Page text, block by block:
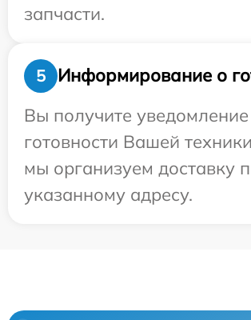
запчасти.
5
Информирование о
Вы получите
готовности Вашей
мы организуем доставку
указанному адресу.